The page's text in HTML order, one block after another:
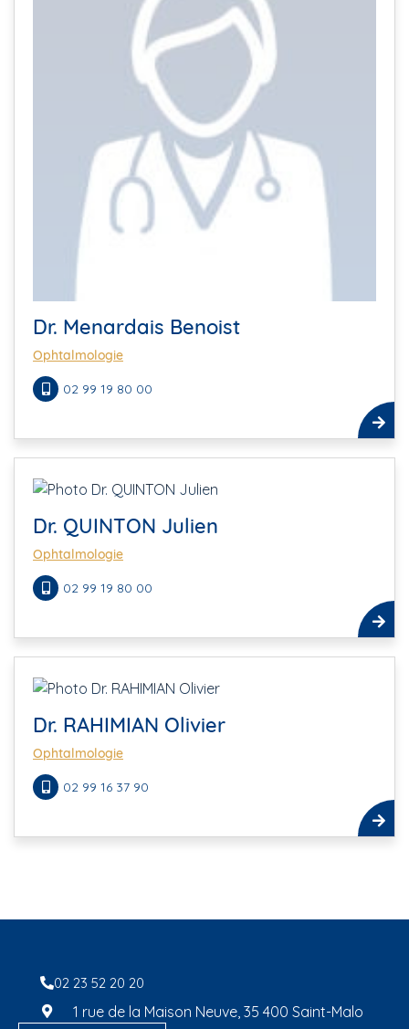
Dr. Menardais Benoist
Ophtalmologie
02 99 19 80 00
Dr. QUINTON Julien
Ophtalmologie
02 99 19 80 00
Dr. RAHIMIAN Olivier
Ophtalmologie
02 99 16 37 90
02 23 52 20 20
1 rue de la Maison Neuve, 35 400 Saint-Malo